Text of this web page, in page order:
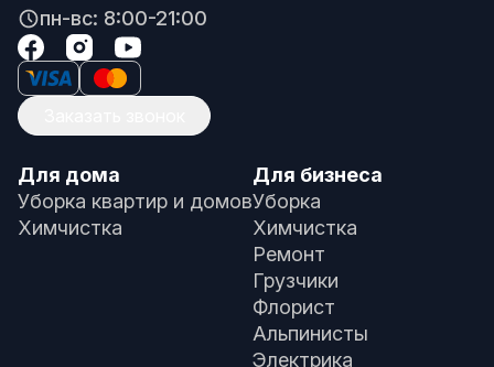
пн-вс: 8:00-21:00
Для дома
Уборка квартир и домов
Химчистка
Для бизнеса
Уборка
Химчистка
Ремонт
Грузчики
Флорист
Альпинисты
Электрика